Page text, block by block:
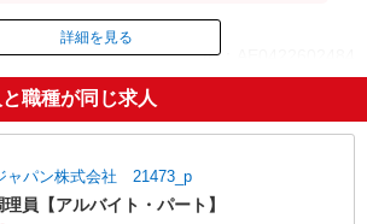
ID：AE0422602484
掲載期間終了
詳細を見る
職種が同じ求人
ャパン株式会社 21473_p
理員【アルバイト・パート】